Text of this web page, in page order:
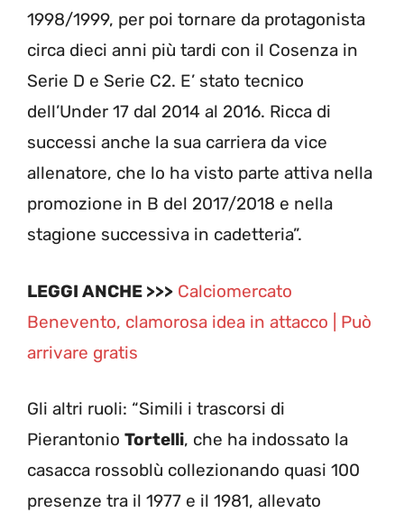
1998/1999, per poi tornare da protagonista
circa dieci anni più tardi con il Cosenza in
Serie D e Serie C2. E’ stato tecnico
dell’Under 17 dal 2014 al 2016. Ricca di
successi anche la sua carriera da vice
allenatore, che lo ha visto parte attiva nella
promozione in B del 2017/2018 e nella
stagione successiva in cadetteria”.
LEGGI ANCHE >>> Calciomercato
Benevento, clamorosa idea in attacco | Può
arrivare gratis
Gli altri ruoli: “Simili i trascorsi di
Pierantonio Tortelli, che ha indossato la
casacca rossoblù collezionando quasi 100
presenze tra il 1977 e il 1981, allevato